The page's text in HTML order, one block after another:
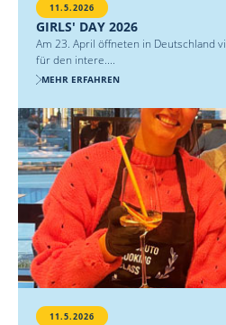
11.5.2026
GIRLS' DAY 2026
Am 23. April öffneten in Deutschland
für den intere....
MEHR ERFAHREN
11.5.2026